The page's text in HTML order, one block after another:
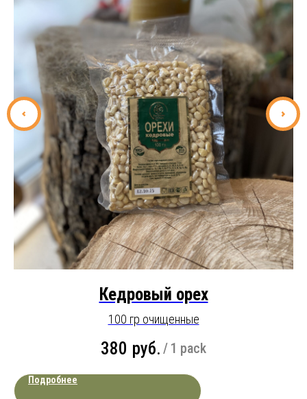
Кедровый орех
100 гр очищенные
380 руб. / 1 pack
Подробнее